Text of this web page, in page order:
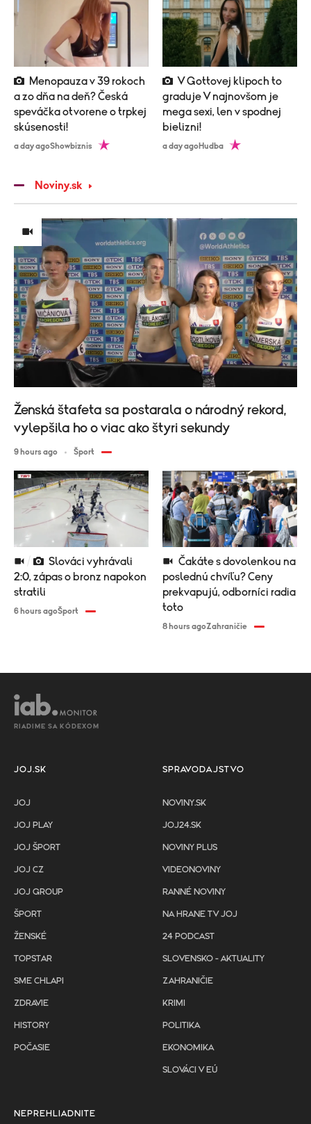
a zo dňa na deň? Česká
speváčka otvorene o trpkej
skúsenosti!
a day agoShowbiznis
graduje V najnovšom je
mega sexi, len v spodnej
bielizni!
a day agoHudba
Noviny.sk
2:0, zápas o bronz napokon
stratili
6 hours agoŠport
poslednú chvíľu? Ceny
prekvapujú, odborníci radia
toto
8 hours agoZahraničie
Ženská štafeta sa postarala o národný rekord,
vylepšila ho o viac ako štyri sekundy
9 hours ago Šport
RIADIME SA KÓDEXOM
JOJ.SK
JOJ
JOJ PLAY
JOJ ŠPORT
JOJ CZ
JOJ GROUP
ŠPORT
ŽENSKÉ
TOPSTAR
SME CHLAPI
ZDRAVIE
HISTORY
POČASIE
SPRAVODAJSTVO
NOVINY.SK
JOJ24.SK
NOVINY PLUS
VIDEONOVINY
RANNÉ NOVINY
NA HRANE TV JOJ
24 PODCAST
SLOVENSKO - AKTUALITY
ZAHRANIČIE
KRIMI
POLITIKA
EKONOMIKA
SLOVÁCI V EÚ
NEPREHLIADNITE